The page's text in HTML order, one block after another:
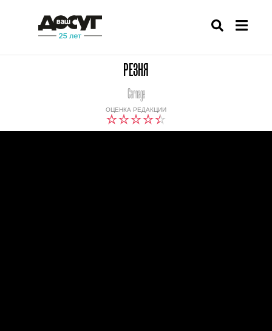
РЕЗНЯ
ОЦЕНКА РЕДАКЦИИ
Carnage